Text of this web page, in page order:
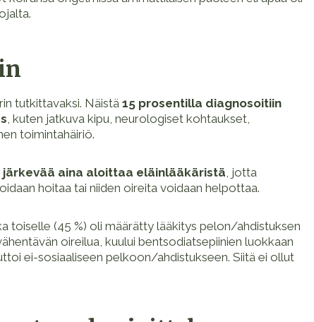
tutkittavaksi. Näistä 15 prosentilla diagnosoitiin
, kuten jatkuva kipu, neurologiset kohtaukset,
toimintahäiriö.
aina aloittaa eläinlääkäristä, jotta
hoitaa tai niiden oireita voidaan helpottaa.
toiselle (45 %) oli määrätty lääkitys pelon/ahdistuksen
oireilua, kuului bentsodiatsepiinien luokkaan
ei-sosiaaliseen pelkoon/ahdistukseen. Siitä ei ollut